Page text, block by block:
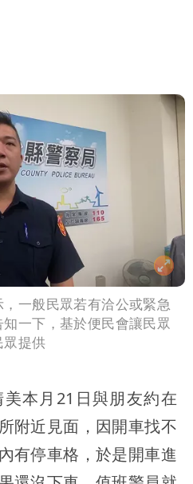
一般民眾若有洽公或緊急
一下，基於便民會讓民眾
眾提供
本月21日與朋友約在
附近見面，因開車找不
有停車格，於是開車進